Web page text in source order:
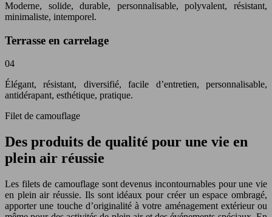
Moderne, solide, durable, personnalisable, polyvalent, résistant,
minimaliste, intemporel.
Terrasse en carrelage
04
Élégant, résistant, diversifié, facile d’entretien, personnalisable,
antidérapant, esthétique, pratique.
Filet de camouflage
Des produits de qualité pour une vie en
plein air réussie
Les filets de camouflage sont devenus incontournables pour une vie
en plein air réussie. Ils sont idéaux pour créer un espace ombragé,
apporter une touche d’originalité à votre aménagement extérieur ou